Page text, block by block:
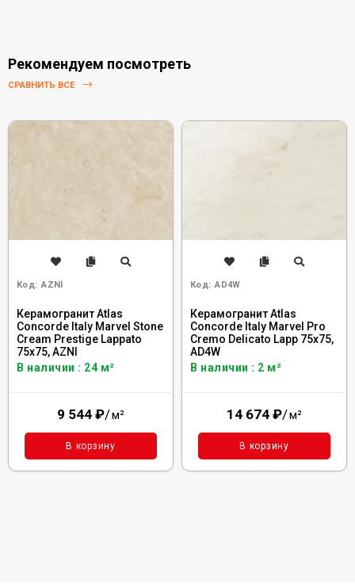
Рекомендуем посмотреть
СРАВНИТЬ ВСЕ
Код: AZNI
Керамогранит Atlas
Concorde Italy Marvel Stone
Cream Prestige Lappato
75x75, AZNI
В наличии : 24 м²
9 544 ₽/м²
В корзину
Код: AD4W
Керамогранит Atlas
Concorde Italy Marvel Pro
Cremo Delicato Lapp 75x75,
AD4W
В наличии : 2 м²
14 674 ₽/м²
В корзину